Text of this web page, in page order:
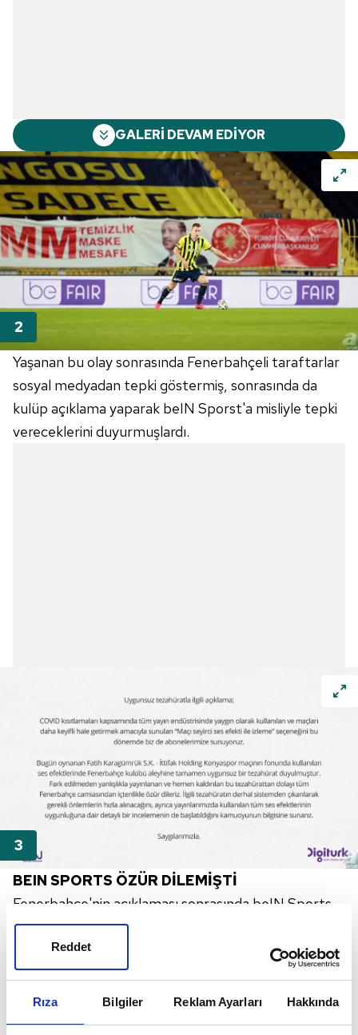
Rıza Bilgiler Reklam Ayarları Hakkında
Reddet
GALERİ DEVAM EDİYOR
Yaşanan bu olay sonrasında Fenerbahçeli taraftarlar
sosyal medyadan tepki göstermiş, sonrasında da
kulüp açıklama yaparak beIN Sporst'a misliyle tepki
vereceklerini duyurmuşlardı.
BEIN SPORTS ÖZÜR DİLEMİŞTİ
Fenerbahçe'nin açıklaması sonrasında beIN Sports
özür mesajı yayınlamış "Bugün oynanan
Karagümrük
-İttifak Holding Konyaspor maçının
fonunda kullanılan ses efektlerinde Fenerbahçe
Kulübü aleyhine tamamen uygunsuz bir tezahürat
duyulmuştur. Fark edilmeden, yanlışlıkla yayınlanan